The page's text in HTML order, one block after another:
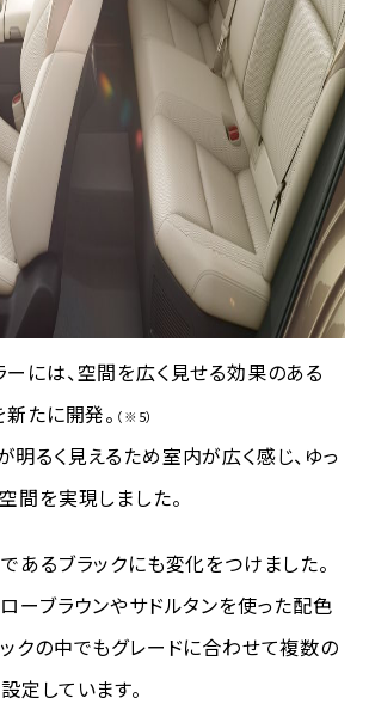
には、空間を広く見せる効果のある
新たに開発。 （※5）
るく見えるため室内が広く感じ、ゆっ
間を実現しました。
あるブラックにも変化をつけました。
ーブラウンやサドルタンを使った配色
クの中でもグレードに合わせて複数の
定しています。